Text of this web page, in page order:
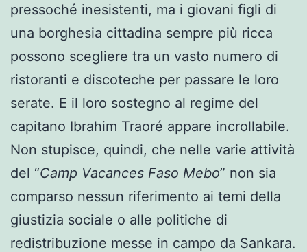
pressoché inesistenti, ma i giovani figli di
una borghesia cittadina sempre più ricca
possono scegliere tra un vasto numero di
ristoranti e discoteche per passare le loro
serate. E il loro sostegno al regime del
capitano Ibrahim Traoré appare incrollabile.
Non stupisce, quindi, che nelle varie attività
del “Camp Vacances Faso Mebo” non sia
comparso nessun riferimento ai temi della
giustizia sociale o alle politiche di
redistribuzione messe in campo da Sankara.